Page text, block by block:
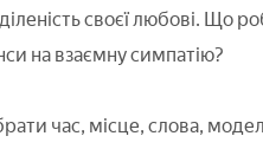
своєї любові. Що
на взаємну симпатію?
час, місце, слова,